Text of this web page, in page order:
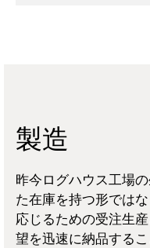
製造
昨今ログハウス工場
た在庫を持つ形では
応じるための受注生
望を迅速に納品する